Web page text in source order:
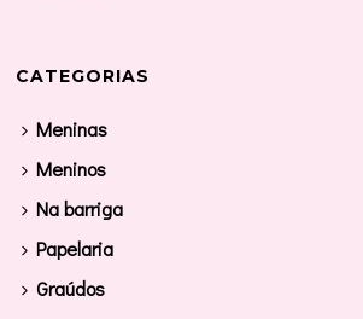
CATEGORIAS
Meninas
Meninos
Na barriga
Papelaria
Graúdos